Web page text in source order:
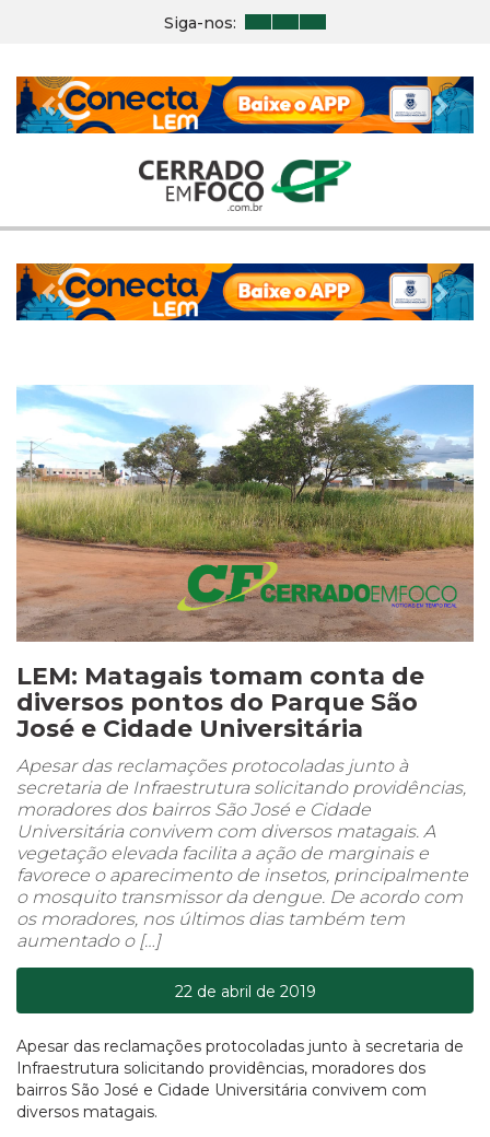
Siga-nos:
Previous Next
Previous Next
LEM: Matagais tomam conta de
diversos pontos do Parque São
José e Cidade Universitária
Apesar das reclamações protocoladas junto à
secretaria de Infraestrutura solicitando providências,
moradores dos bairros São José e Cidade
Universitária convivem com diversos matagais. A
vegetação elevada facilita a ação de marginais e
favorece o aparecimento de insetos, principalmente
o mosquito transmissor da dengue. De acordo com
os moradores, nos últimos dias também tem
aumentado o […]
22 de abril de 2019
Apesar das reclamações protocoladas junto à secretaria de
Infraestrutura solicitando providências, moradores dos
bairros São José e Cidade Universitária convivem com
diversos matagais.